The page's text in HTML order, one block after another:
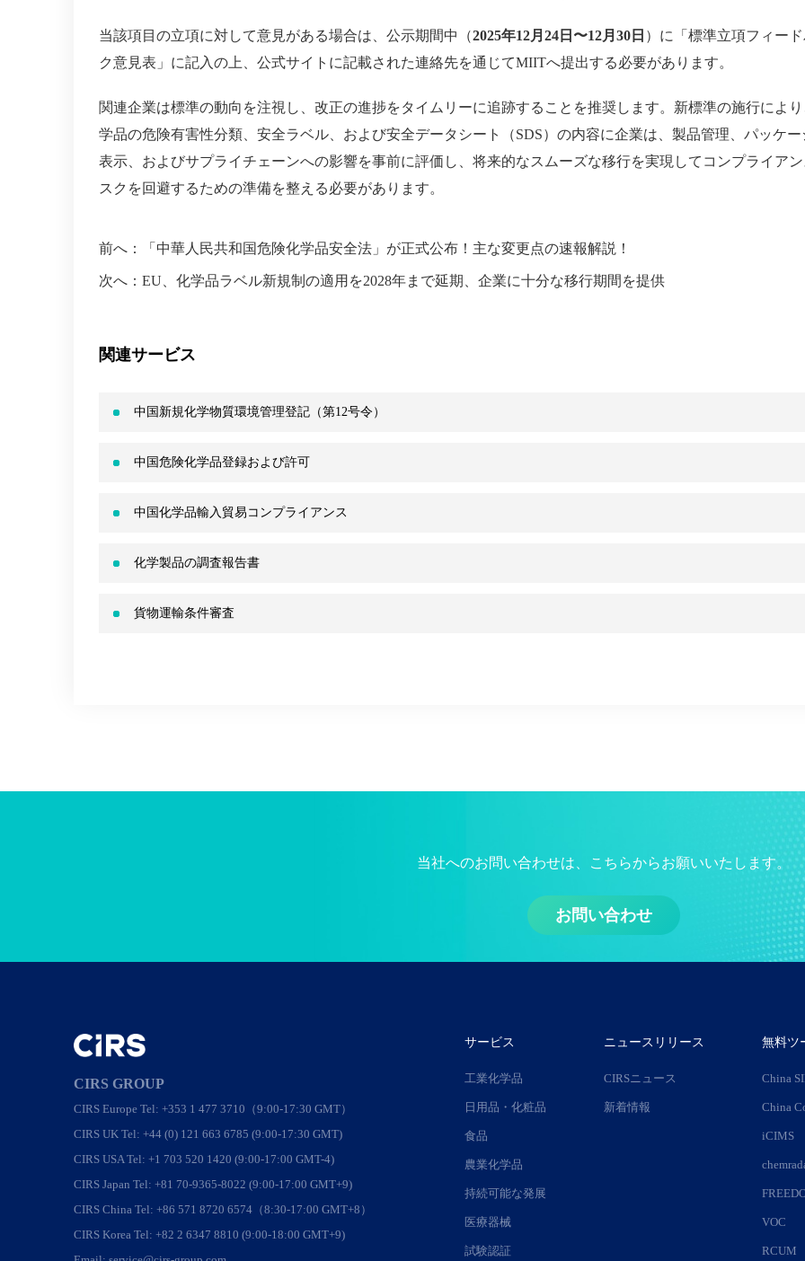
当該項目の立項に対して意見がある場合は、公示期間中（2025年12月24日〜12月30日 ）に「標準立項フィード
ク意見表」に記入の上、公式サイトに記載された連絡先を通じてMIITへ提出する必要があります。
関連企業は標準の動向を注視し、改正の進捗をタイムリーに追跡することを推奨します。新標準の施行によ
学品の危険有害性分類、安全ラベル、および安全データシート（SDS）の内容に企業は、製品管理、パッケー
表示、およびサプライチェーンへの影響を事前に評価し、将来的なスムーズな移行を実現してコンプライアン
スクを回避するための準備を整える必要があります。
前へ： 「中華人民共和国危険化学品安全法」が正式公布！主な変更点の速報解説！
次へ： EU、化学品ラベル新規制の適用を2028年まで延期、企業に十分な移行期間を提供
関連サービス
中国新規化学物質環境管理登記（第12号令）
中国危険化学品登録および許可
中国化学品輸入貿易コンプライアンス
化学製品の調査報告書
貨物運輸条件審査
当社へのお問い合わせは、こちらからお願いいたします。
お問い合わせ
CIRS GROUP
CIRS Europe Tel: +353 1 477 3710（9:00-17:30 GMT）
CIRS UK Tel: +44 (0) 121 663 6785 (9:00-17:30 GMT)
CIRS USA Tel: +1 703 520 1420 (9:00-17:00 GMT-4)
CIRS Japan Tel: +81 70-9365-8022 (9:00-17:00 GMT+9)
CIRS China Tel: +86 571 8720 6574（8:30-17:00 GMT+8）
CIRS Korea Tel: +82 2 6347 8810 (9:00-18:00 GMT+9)
サービス
工業化学品
日用品・化粧品
食品
農業化学品
持続可能な発展
医療器械
試験認証
ニュースリリース
CIRSニュース
新着情報
無料ツ
China
China
iCIMS
VOC
RCUM